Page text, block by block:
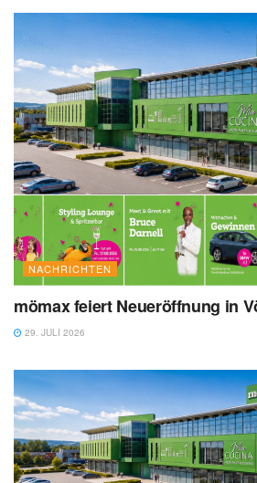
NACHRICHTEN
mömax feiert Neueröffnung in
29. JULI 2026